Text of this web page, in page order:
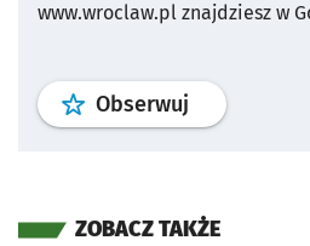
www.wroclaw.pl znajdziesz w
Obserwuj profil
ZOBACZ TAKŻE